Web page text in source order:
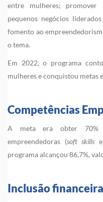
entre mulheres; promover
pequenos negócios
fomento ao
o tema.
Em 2022, o programa
mulheres e conquistou metas
Competências
A meta era obter 70%
empreendedoras (soft skills e
programa alcançou 86,7%,
Inclusão financeira